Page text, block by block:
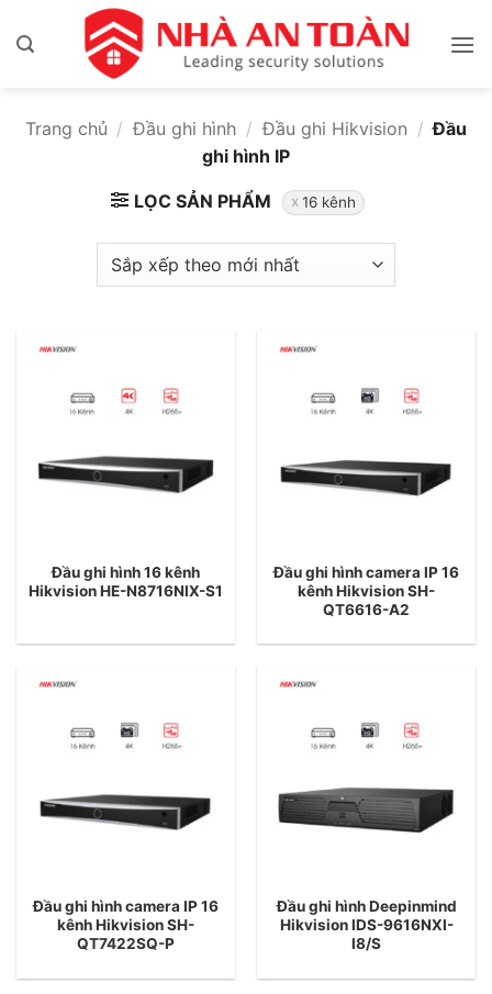
qua
Trang chủ / Đầu ghi hình / Đầu ghi Hikvision / Đầu
ghi hình IP
LỌC SẢN PHẨM 16 kênh
Đầu ghi hình 16 kênh
Hikvision HE-N8716NIX-S1
Đầu ghi hình camera IP 16
kênh Hikvision SH-
QT6616-A2
Đầu ghi hình camera IP 16
kênh Hikvision SH-
QT7422SQ-P
Đầu ghi hình Deepinmind
Hikvision IDS-9616NXI-
I8/S